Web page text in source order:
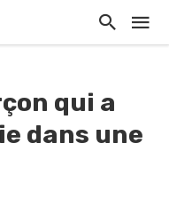
qui a
dans une